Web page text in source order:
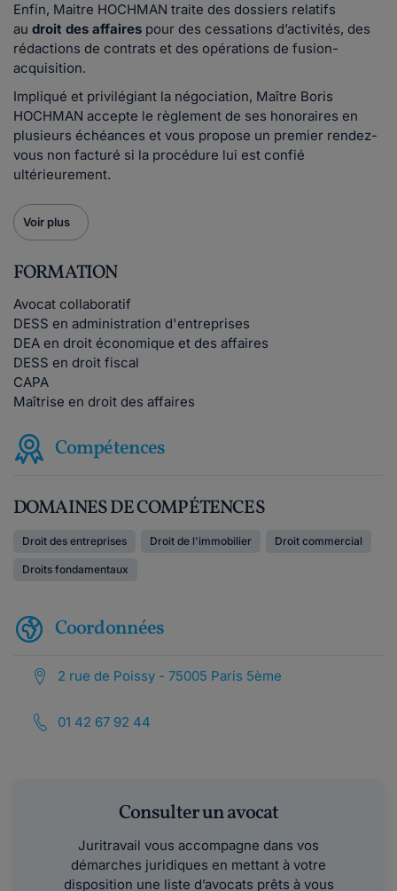
Enfin, Maitre HOCHMAN traite des dossiers relatifs
au droit des affaires pour des cessations d’activités, des
rédactions de contrats et des opérations de fusion-
acquisition.
Impliqué et privilégiant la négociation, Maître Boris
HOCHMAN accepte le règlement de ses honoraires en
plusieurs échéances et vous propose un premier rendez-
vous non facturé si la procédure lui est confié
ultérieurement.
Voir plus
FORMATION
Avocat collaboratif
DESS en administration d'entreprises
DEA en droit économique et des affaires
DESS en droit fiscal
CAPA
Maîtrise en droit des affaires
Compétences
DOMAINES DE COMPÉTENCES
Droit des entreprises Droit de l'immobilier Droit commercial
Droits fondamentaux
Coordonnées
2 rue de Poissy - 75005 Paris 5ème
01 42 67 92 44
Consulter un avocat
Juritravail vous accompagne dans vos
démarches juridiques en mettant à votre
disposition une liste d’avocats prêts à vous